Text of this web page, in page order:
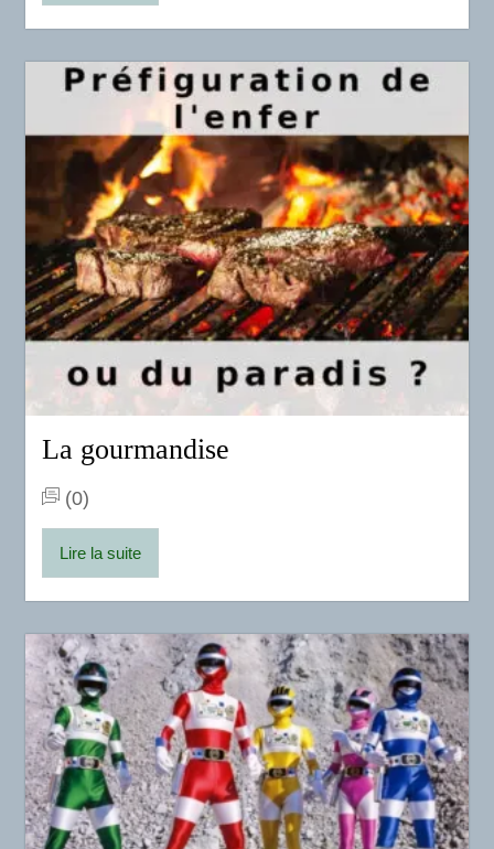
La gourmandise
(0)
Lire la suite